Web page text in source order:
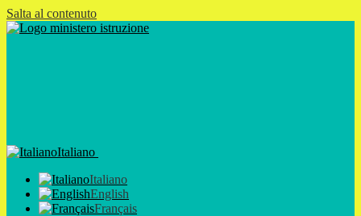
Salta al contenuto
Italiano
Italiano
English
Français